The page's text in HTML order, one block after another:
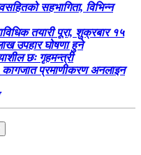
सहभागिता, विभिन्न
तयारी पूरा, शुक्रबार १५
उपहार घोषणा हुने
छः गृहमन्त्री
कागजात प्रमाणीकरण अनलाइन